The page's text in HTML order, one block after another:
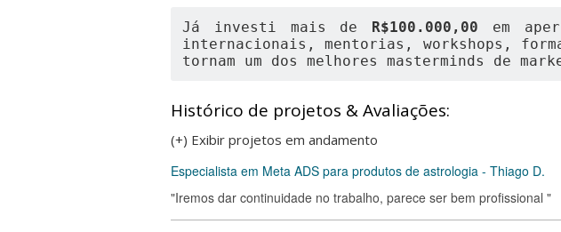
Já investi mais de R$100.000,00 em
internacionais, mentorias, workshops,
tornam um dos melhores masterminds de
Histórico de projetos & Avaliações:
(+) Exibir projetos em andamento
Especialista em Meta ADS para produtos de astrologia - Thiago D.
"Iremos dar continuidade no trabalho, parece ser bem profissional "